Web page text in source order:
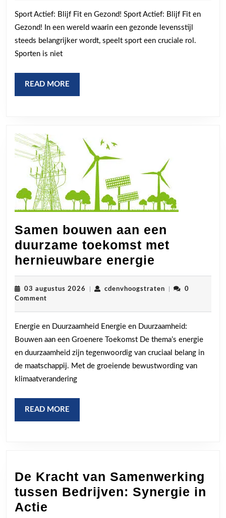
de
Kracht
van
Sport Actief: Blijf Fit en Gezond! Sport Actief: Blijf Fit en
Gezond! In een wereld waarin een gezonde levensstijl
steeds belangrijker wordt, speelt sport een cruciale rol.
Sporten is niet
READ MORE
MORE
Samen bouwen aan een
duurzame toekomst met
hernieuwbare energie
bouwen
aan
duurzame
toekomst
met
03 augustus 2026 03
cdenvhoogstratencdenvhoogstraten
0
Comment
Energie en Duurzaamheid Energie en Duurzaamheid:
Bouwen aan een Groenere Toekomst De thema’s energie
en duurzaamheid zijn tegenwoordig van cruciaal belang in
de maatschappij. Met de groeiende bewustwording van
klimaatverandering
READ MORE
MORE
De Kracht van Samenwerking
tussen Bedrijven: Synergie in
Actie